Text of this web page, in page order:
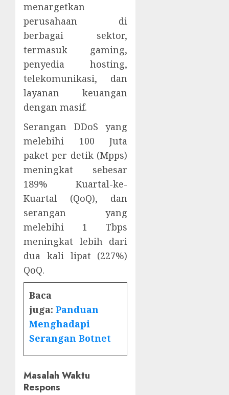
menargetkan
perusahaan di
berbagai sektor,
termasuk gaming,
penyedia hosting,
telekomunikasi, dan
layanan keuangan
dengan masif.
Serangan DDoS yang
melebihi 100 Juta
paket per detik (Mpps)
meningkat sebesar
189% Kuartal-ke-
Kuartal (QoQ), dan
serangan yang
melebihi 1 Tbps
meningkat lebih dari
dua kali lipat (227%)
QoQ.
Baca
juga: Panduan
Menghadapi
Serangan Botnet
Masalah Waktu
Respons